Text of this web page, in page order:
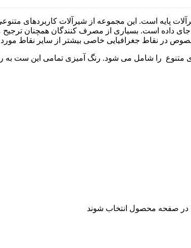
پایه است. این مجموعه از شیرآلات کاربردهای
جای داده است. بسیاری از مصرف کنندگان همچنان
در نقاط جغرافیایی خاصی بیشتر از سایر نقاط مورد
در صفحه محصول انتخاب شوند